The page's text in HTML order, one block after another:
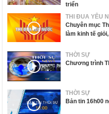
triển
THI ĐUA YÊU
Chuyên mục
làm kinh tế
THỜI SỰ
Chương trình
THỜI SỰ
Bản tin 16h00